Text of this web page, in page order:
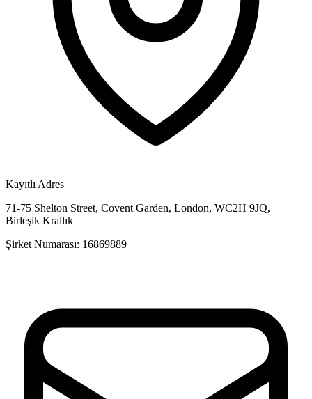
Kayıtlı Adres
71-75 Shelton Street, Covent Garden, London, WC2H 9JQ,
Birleşik Krallık
Şirket Numarası: 16869889